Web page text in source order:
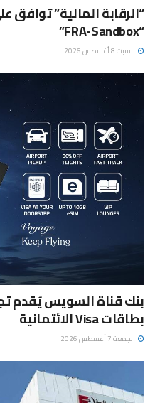
“الرقابة المالية” توافق
“FRA-Sandbox”
السبت 8 أغسطس 2026
بنك قناة السويس يُقدم
بطاقات Visa الائتمانية
الجمعة 7 أغسطس 2026